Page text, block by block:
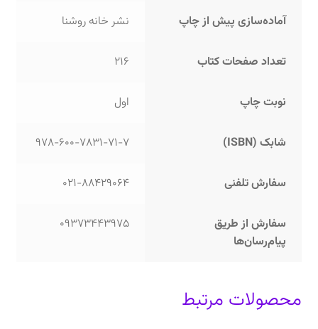
آماده‌سازی پیش از چاپ نشر خانه روشنا
تعداد صفحات کتاب 216
نوبت چاپ اول
شابک (ISBN) 978-600-7831-71-7
سفارش تلفنی 021-88429064
سفارش از طریق
پیام‌رسان‌ها
09373443975
محصولات مرتبط